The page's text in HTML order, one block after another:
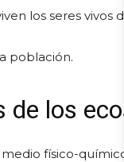
los seres
población.
de los
medio físico-